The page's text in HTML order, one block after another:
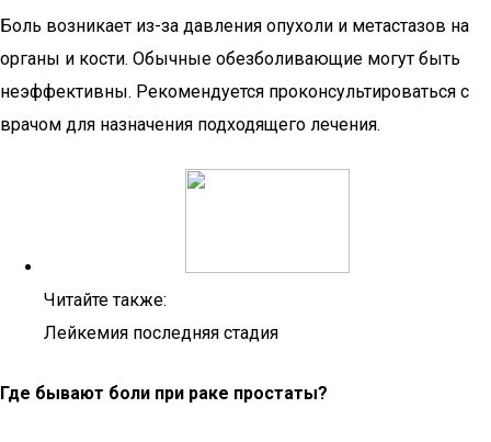
Боль возникает из-за давления опухоли и метастазов на
органы и кости. Обычные обезболивающие могут быть
неэффективны. Рекомендуется проконсультироваться с
врачом для назначения подходящего лечения.
Читайте также:
Лейкемия последняя стадия
Где бывают боли при раке простаты?